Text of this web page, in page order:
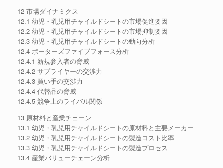
12 市場ダイナミクス
12.1 幼児・乳児用チャイルドシートの市場促進要因
12.2 幼児・乳児用チャイルドシートの市場抑制要因
12.3 幼児・乳児用チャイルドシートの動向分析
12.4 ポーターズファイブフォース分析
12.4.1 新規参入者の脅威
12.4.2 サプライヤーの交渉力
12.4.3 買い手の交渉力
12.4.4 代替品の脅威
12.4.5 競争上のライバル関係
13 原材料と産業チェーン
13.1 幼児・乳児用チャイルドシートの原材料と主要メーカー
13.2 幼児・乳児用チャイルドシートの製造コスト比率
13.3 幼児・乳児用チャイルドシートの製造プロセス
13.4 産業バリューチェーン分析